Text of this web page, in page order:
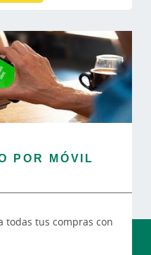
POR MÓVIL
todas tus compras con